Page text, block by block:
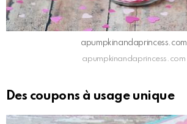
apumpkinandaprincess.com
apumpkinandaprincess.com
Des coupons à usage unique